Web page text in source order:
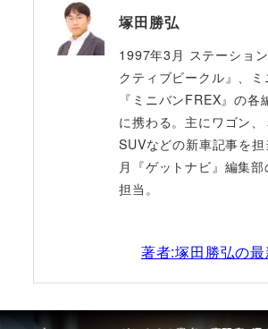
塚田勝弘
1997年3月 ステーショ
クティブビークル』、
『ミニバンFREX』の各
に携わる。主にワゴン、
SUVなどの新車記事を
月『ゲットナビ』編集
担当。
著者:塚田勝弘の